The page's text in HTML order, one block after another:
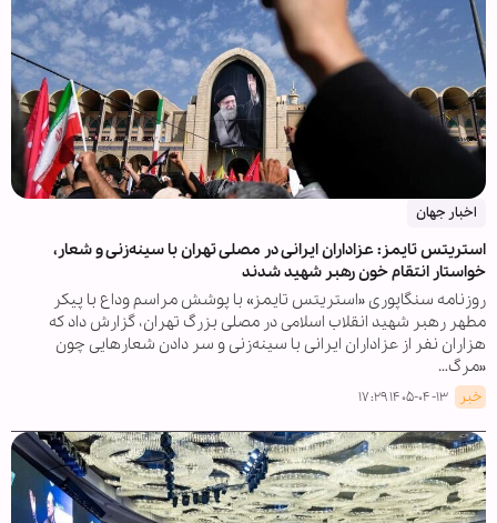
اخبار جهان
استریتس تایمز: عزاداران ایرانی در مصلی تهران با سینه‌زنی و شعار،
خواستار انتقام خون رهبر شهید شدند
روزنامه سنگاپوری «استریتس تایمز» با پوشش مراسم وداع با پیکر
مطهر رهبر شهید انقلاب اسلامی در مصلی بزرگ تهران، گزارش داد که
هزاران نفر از عزاداران ایرانی با سینه‌زنی و سر دادن شعارهایی چون
«مرگ…
خبر ۱۴۰۵-۰۴-۱۳ ۱۷:۲۹